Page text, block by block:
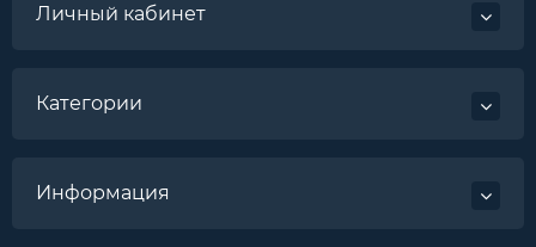
Личный кабинет
Категории
Информация